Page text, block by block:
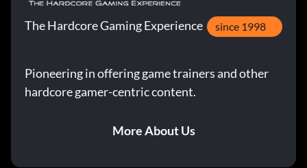
The Hardcore Gaming Experience since 1998
Pioneering in offering game trainers and other
hardcore gamer-centric content.
More About Us